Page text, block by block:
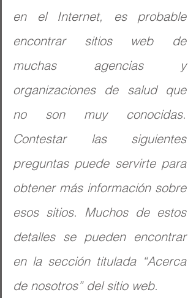
en el Internet, es probable
encontrar sitios web de
muchas agencias y
organizaciones de salud que
no son muy conocidas.
Contestar las siguientes
preguntas puede servirte para
obtener más información sobre
esos sitios. Muchos de estos
detalles se pueden encontrar
en la sección titulada “Acerca
de nosotros” del sitio web.